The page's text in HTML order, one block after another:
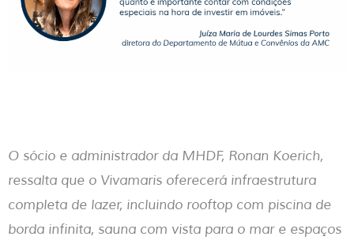
O sócio e administrador da MHDF, Ronan Koerich,
ressalta que o Vivamaris oferecerá infraestrutura
completa de lazer, incluindo rooftop com piscina de
borda infinita, sauna com vista para o mar e espaços